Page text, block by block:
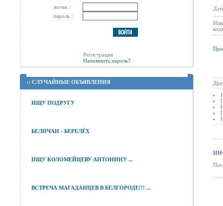
логин :
пароль :
Регистрация
Напомнить пароль?
:: СЛУЧАЙНЫЕ ОБЪЯВЛЕНИЯ
ИЩУ ПОДРУГУ
БЕЛИЧАН - БЕРЕЛЁХ
ИЩУ КОЛОМЕЙЦЕВУ АНТОНИНУ ...
ВСТРЕЧА МАГАДАНЦЕВ В БЕЛГОРОДЕ!!! ...
Ищу